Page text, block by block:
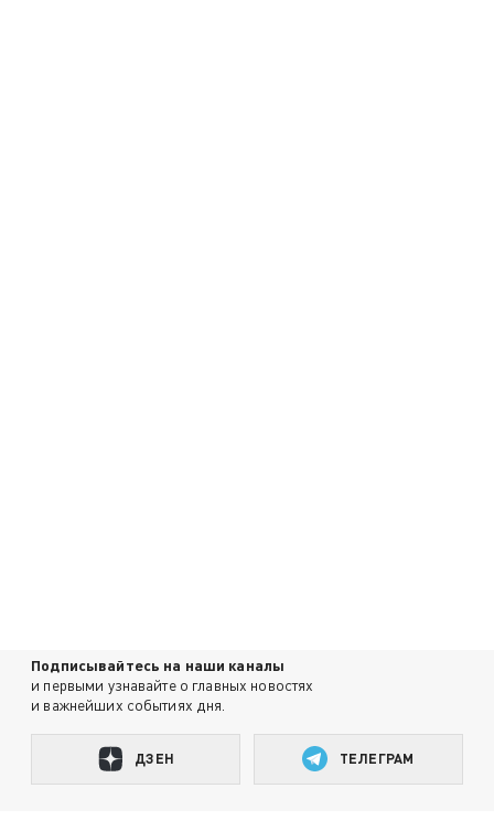
Подписывайтесь на наши каналы
и первыми узнавайте о главных новостях
и важнейших событиях дня.
ДЗЕН ТЕЛЕГРАМ